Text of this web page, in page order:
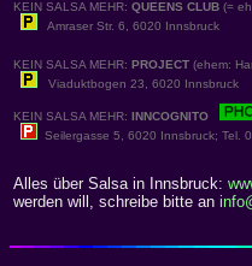
KEIN SALSA MEHR: QUEENS CLUB (=
Amraser Str. 6, 6020 Innsbruck
KEIN SALSA MEHR: PROJECT (ehem:
Viaduktbogen 23, 6020 Innsbruck
KEIN SALSA MEHR: INNCOGNITO
Seilergasse 5, 6020 Innsbruck; Tel.
Alles über Salsa in Innsbruck:
werden will, schreibe bitte an